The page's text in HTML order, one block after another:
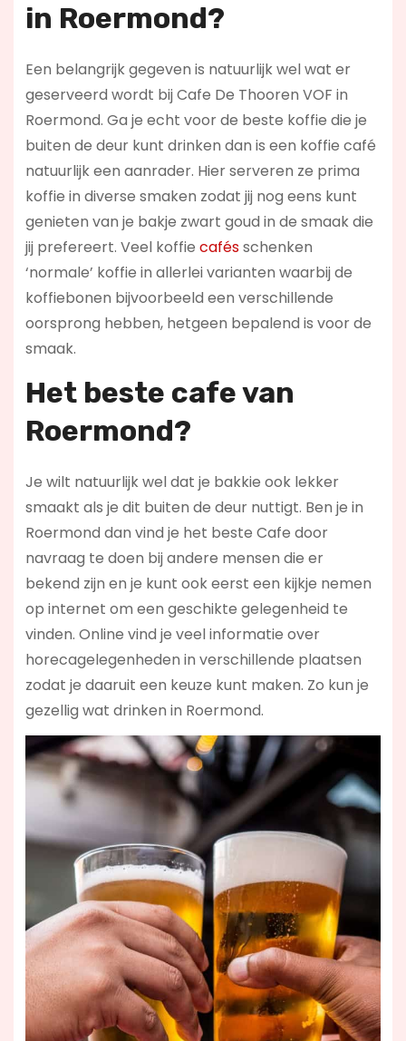
in Roermond?
Een belangrijk gegeven is natuurlijk wel wat er
geserveerd wordt bij Cafe De Thooren VOF in
Roermond. Ga je echt voor de beste koffie die je
buiten de deur kunt drinken dan is een koffie café
natuurlijk een aanrader. Hier serveren ze prima
koffie in diverse smaken zodat jij nog eens kunt
genieten van je bakje zwart goud in de smaak die
jij prefereert. Veel koffie cafésschenken
‘normale’ koffie in allerlei varianten waarbij de
koffiebonen bijvoorbeeld een verschillende
oorsprong hebben, hetgeen bepalend is voor de
smaak.
Het beste cafe van
Roermond?
Je wilt natuurlijk wel dat je bakkie ook lekker
smaakt als je dit buiten de deur nuttigt. Ben je in
Roermond dan vind je het beste Cafe door
navraag te doen bij andere mensen die er
bekend zijn en je kunt ook eerst een kijkje nemen
op internet om een geschikte gelegenheid te
vinden. Online vind je veel informatie over
horecagelegenheden in verschillende plaatsen
zodat je daaruit een keuze kunt maken. Zo kun je
gezellig wat drinken in Roermond.